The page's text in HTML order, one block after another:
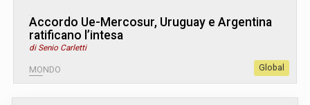
Accordo Ue-Mercosur, Uruguay e Argentina
ratificano l’intesa
di Senio Carletti
MONDO Global